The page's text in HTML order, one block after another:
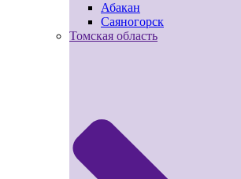
Абакан
Саяногорск
Томская область